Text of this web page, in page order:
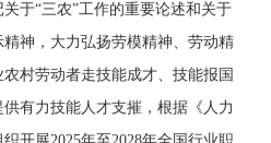
于“三农”工作的重要论述和关于
神，大力弘扬劳模精神、劳动精
村劳动者走技能成才、技能报国
有力技能人才支摧，根据《人力